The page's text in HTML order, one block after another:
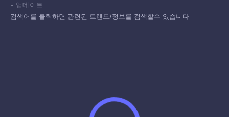
- 업데이트
검색어를 클릭하면 관련된 트렌드/정보를 검색할수 있습니다